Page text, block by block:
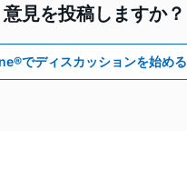
見を投稿しますか？
でディスカッションを始める